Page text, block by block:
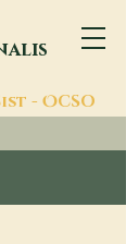
- OCSO